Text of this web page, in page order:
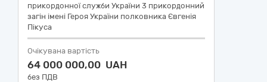
прикордонної служби України 3 прикордонний
загін імені Героя України полковника Євгенія
Пікуса
Очікувана вартість
64 000 000,00 UAH
без ПДВ